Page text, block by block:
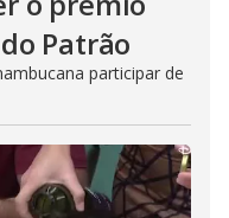
Patrão
participar de